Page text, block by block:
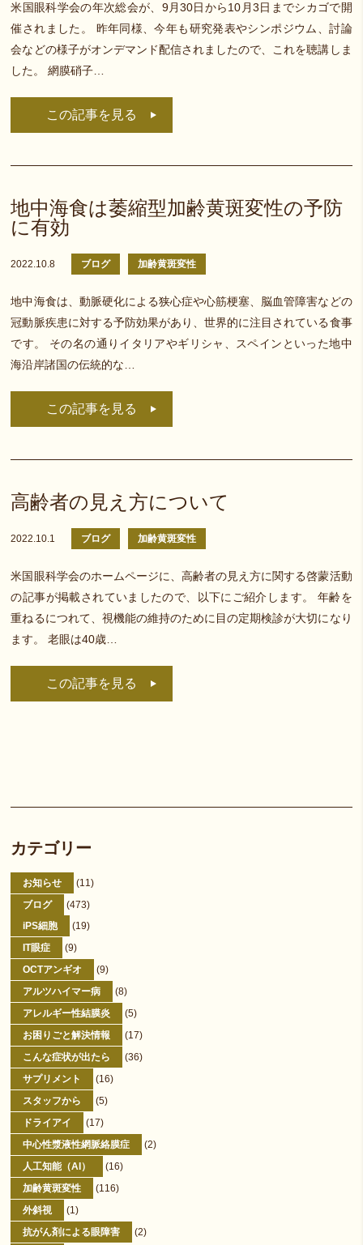
米国眼科学会の年次総会が、9月30日から10月3日までシカゴで開
催されました。 昨年同様、今年も研究発表やシンポジウム、討論
会などの様子がオンデマンド配信されましたので、これを聴講しま
した。 網膜硝子…
この記事を見る
地中海食は萎縮型加齢黄斑変性の予防
に有効
2022.10.8 ブログ 加齢黄斑変性
地中海食は、動脈硬化による狭心症や心筋梗塞、脳血管障害などの
冠動脈疾患に対する予防効果があり、世界的に注目されている食事
です。 その名の通りイタリアやギリシャ、スペインといった地中
海沿岸諸国の伝統的な…
この記事を見る
高齢者の見え方について
2022.10.1 ブログ 加齢黄斑変性
米国眼科学会のホームページに、高齢者の見え方に関する啓蒙活動
の記事が掲載されていましたので、以下にご紹介します。 年齢を
重ねるにつれて、視機能の維持のために目の定期検診が大切になり
ます。 老眼は40歳…
この記事を見る
カテゴリー
お知らせ
(11)
ブログ
(473)
iPS細胞
(19)
IT眼症
(9)
OCTアンギオ
(9)
アルツハイマー病
(8)
アレルギー性結膜炎
(5)
お困りごと解決情報
(17)
こんな症状が出たら
(36)
サプリメント
(16)
スタッフから
(5)
ドライアイ
(17)
中心性漿液性網脈絡膜症
(2)
人工知能（AI）
(16)
加齢黄斑変性
(116)
外斜視
(1)
抗がん剤による眼障害
(2)